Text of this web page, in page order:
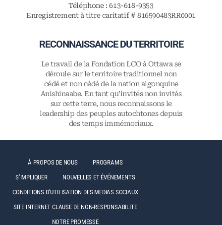
Téléphone : 613-618-9353
Enregistrement à titre caritatif # 816590483RR0001
RECONNAISSANCE DU TERRITOIRE
Le travail de la Fondation LCO à Ottawa se
déroule sur le territoire traditionnel non
cédé et non cédé de la nation algonquine
Anishinaabe. En tant qu’invités non invités
sur cette terre, nous reconnaissons le
leadership des peuples autochtones depuis
des temps immémoriaux.
À PROPOS DE NOUS
PROGRAMS
S’IMPLIQUER
NOUVELLES ET ÉVÉNEMENTS
CONDITIONS D’UTILISATION DES MEDIAS SOCIAUX
SITE INTERNET CLAUSE DE NON-RESPONSABILITE
NOTRE PROMESSE